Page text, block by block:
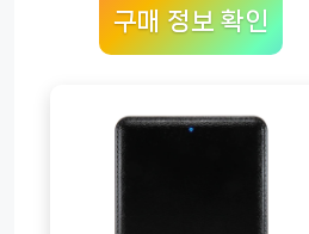
구매 정보 확인